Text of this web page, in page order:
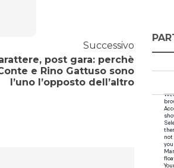
Successivo
post gara: perchè
e Rino Gattuso sono
l’uno l’opposto dell’altro